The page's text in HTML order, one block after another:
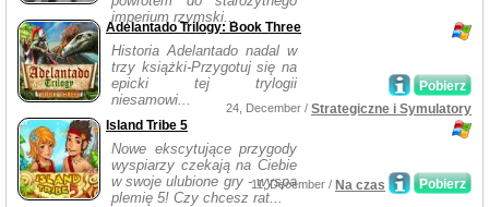
imperium rzymski...
Adelantado Trilogy: Book Three
Historia Adelantado nadal w
trzy książki-Przygotuj się na
epicki tej trylogii
niesamowi...
Pobierz
24, December / Strategiczne i Symulatory
Island Tribe 5
Nowe ekscytujące przygody
wyspiarzy czekają na Ciebie
w swoje ulubione gry - wyspa
plemię 5! Czy chcesz rat...
Pobierz
11, December / Na czas